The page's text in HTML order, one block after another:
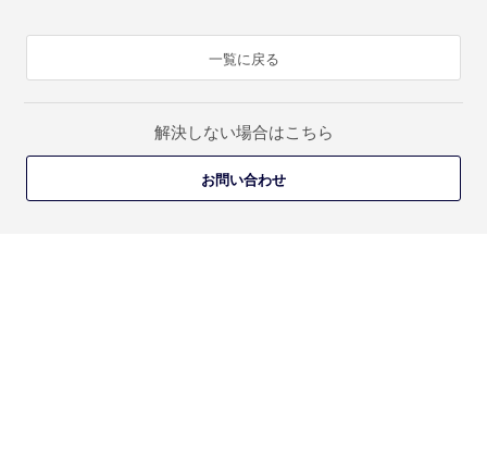
一覧に戻る
解決しない場合はこちら
お問い合わせ